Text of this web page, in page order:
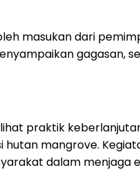
masukan dari
gagasan,
praktik
hutan mangrove.
dalam menjaga